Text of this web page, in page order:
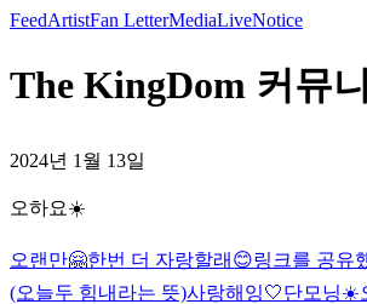
FeedArtistFan LetterMediaLiveNotice
The KingDom 커뮤
2024년 1월 13일
오하요☀️
오랜만🤗한번 더 자랑할래😊링크를 공유
(오늘두 힘내라는 뜻)사랑해잉🤍단모닝☀️